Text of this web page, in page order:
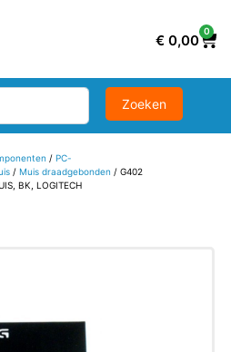
€ 0,00
0
/ PC-
/ Muis draadgebonden / G402
BK, LOGITECH